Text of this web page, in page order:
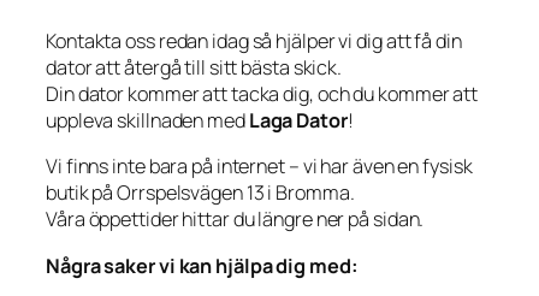
Kontakta oss redan idag så hjälper vi dig att få din
dator att återgå till sitt bästa skick.
Din dator kommer att tacka dig, och du kommer att
uppleva skillnaden medLaga Dator!
Vi finns inte bara på internet – vi har även en fysisk
butik på Orrspelsvägen 13 i Bromma.
Våra öppettider hittar du längre ner på sidan.
Några saker vi kan hjälpa dig med: